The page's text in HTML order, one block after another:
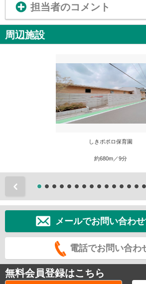
担当者のコメント
周辺施設
しきポポロ保育園
約680m／9分
メールでお問い合わ
電話でお問い合わ
無料会員登録はこちら